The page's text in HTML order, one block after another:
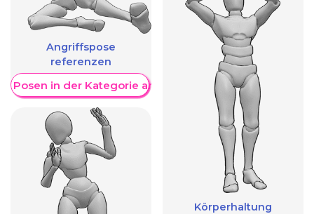
Angriffspose
referenzen
Posen in der Kategorie anzeigen
Körperhaltung